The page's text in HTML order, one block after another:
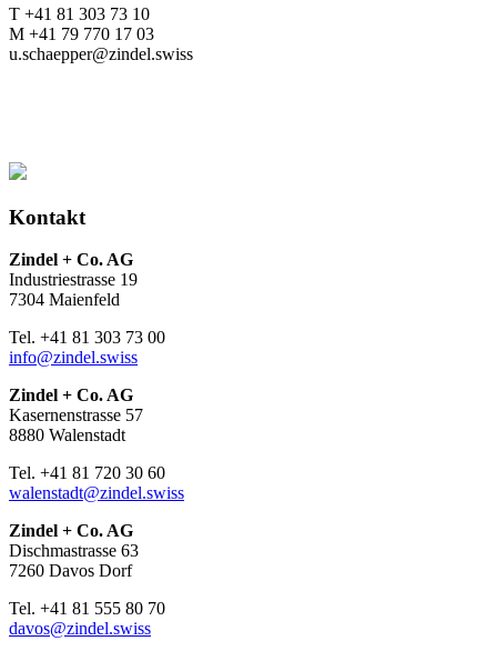
T +41 81 303 73 10
M +41 79 770 17 03
u.schaepper@zindel.swiss
Kontakt
Zindel + Co. AG
Industriestrasse 19
7304 Maienfeld
Tel. +41 81 303 73 00
info@zindel.swiss
Zindel + Co. AG
Kasernenstrasse 57
8880 Walenstadt
Tel. +41 81 720 30 60
walenstadt@zindel.swiss
Zindel + Co. AG
Dischmastrasse 63
7260 Davos Dorf
Tel. +41 81 555 80 70
davos@zindel.swiss